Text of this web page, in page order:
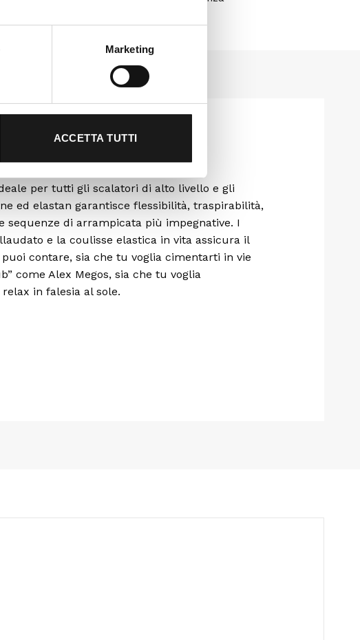
Marketing
ACCETTA TUTTI
per tutti gli scalatori di alto livello e gli
ed elastan garantisce flessibilità, traspirabilità,
di arrampicata più impegnative. I
e la coulisse elastica in vita assicura il
contare, sia che tu voglia cimentarti in vie
come Alex Megos, sia che tu voglia
in falesia al sole.